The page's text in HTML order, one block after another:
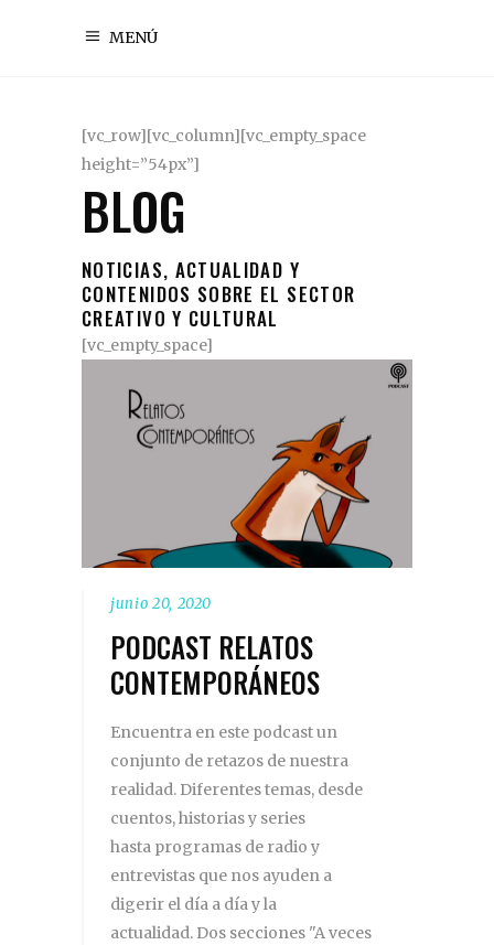
MENÚ
[vc_row][vc_column][vc_empty_space
height=”54px”]
BLOG
NOTICIAS, ACTUALIDAD Y
CONTENIDOS SOBRE EL SECTOR
CREATIVO Y CULTURAL
[vc_empty_space]
junio 20, 2020
PODCAST RELATOS
CONTEMPORÁNEOS
Encuentra en este podcast un
conjunto de retazos de nuestra
realidad. Diferentes temas, desde
cuentos, historias y series
hasta programas de radio y
entrevistas que nos ayuden a
digerir el día a día y la
actualidad. Dos secciones "A veces